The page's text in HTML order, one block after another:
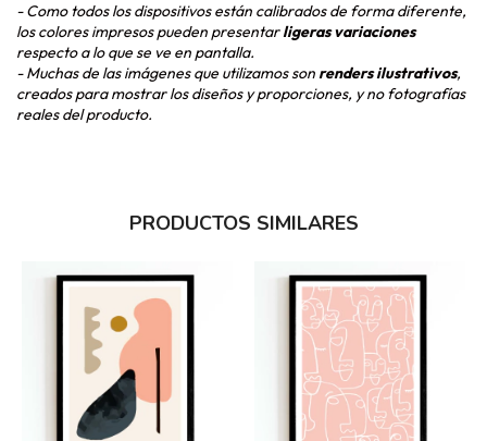
- Como todos los dispositivos están calibrados de forma diferente,
los colores impresos pueden presentarligeras variaciones
respecto a lo que se ve en pantalla.
- Muchas de las imágenes que utilizamos sonrenders ilustrativos,
creados para mostrar los diseños y proporciones, y no fotografías
reales del producto.
PRODUCTOS SIMILARES